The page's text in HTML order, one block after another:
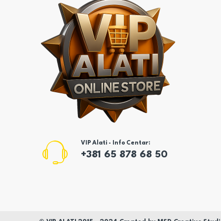
VIP Alati - Info Centar:
+381 65 878 68 50